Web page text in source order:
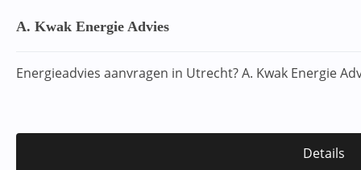
A. Kwak Energie Advies
Energieadvies aanvragen in Utrecht? A. Kwak Energie
Details